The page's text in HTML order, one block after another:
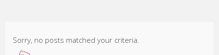
Sorry, no posts matched your criteria.